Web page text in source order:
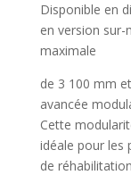
Disponible en
en version
maximale
de 3 100 mm
avancée
Cette
idéale pour les
de